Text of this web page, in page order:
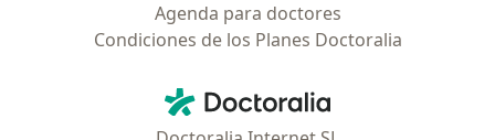
Agenda para doctores
Condiciones de los Planes Doctoralia
Doctoralia - Página de inicio